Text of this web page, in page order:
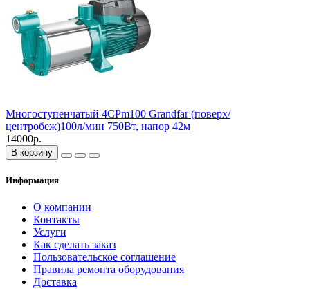
Многоступенчатый 4CPm100 Grandfar (поверх/
центробеж)100л/мин 750Вт, напор 42м
14000р.
В корзину
Информация
О компании
Контакты
Услуги
Как сделать заказ
Пользовательское соглашение
Правила ремонта оборудования
Доставка